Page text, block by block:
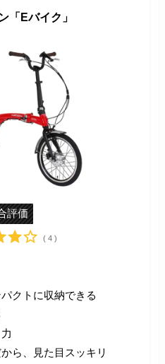
「Eバイク」
評価
( 4 )
クトに収納できる
ら、見た目スッキリ